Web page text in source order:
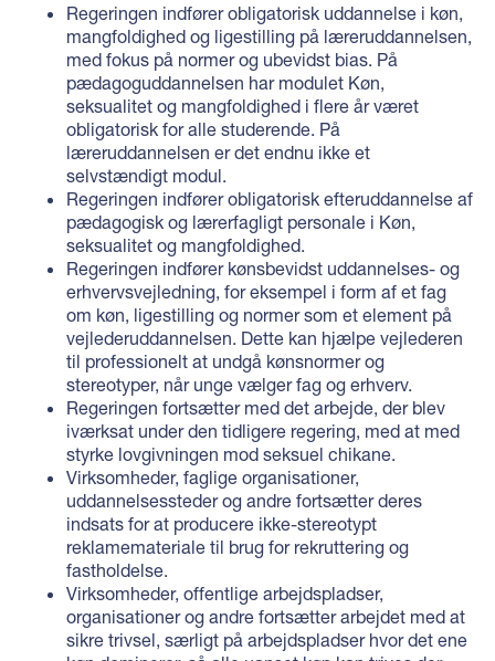
Regeringen indfører obligatorisk uddannelse i køn,
mangfoldighed og ligestilling på læreruddannelsen,
med fokus på normer og ubevidst bias. På
pædagoguddannelsen har modulet Køn,
seksualitet og mangfoldighed i flere år været
obligatorisk for alle studerende. På
læreruddannelsen er det endnu ikke et
selvstændigt modul.
Regeringen indfører obligatorisk efteruddannelse af
pædagogisk og lærerfagligt personale i Køn,
seksualitet og mangfoldighed.
Regeringen indfører kønsbevidst uddannelses- og
erhvervsvejledning, for eksempel i form af et fag
om køn, ligestilling og normer som et element på
vejlederuddannelsen. Dette kan hjælpe vejlederen
til professionelt at undgå kønsnormer og
stereotyper, når unge vælger fag og erhverv.
Regeringen fortsætter med det arbejde, der blev
iværksat under den tidligere regering, med at med
styrke lovgivningen mod seksuel chikane.
Virksomheder, faglige organisationer,
uddannelsessteder og andre fortsætter deres
indsats for at producere ikke-stereotypt
reklamemateriale til brug for rekruttering og
fastholdelse.
Virksomheder, offentlige arbejdspladser,
organisationer og andre fortsætter arbejdet med at
sikre trivsel, særligt på arbejdspladser hvor det ene